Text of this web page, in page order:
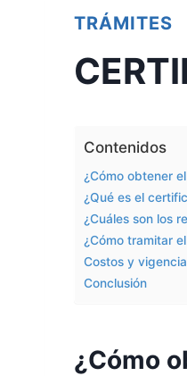
TRÁMITES
Contenidos
¿Cómo obtener
¿Qué es el
¿Cuáles son los
¿Cómo tramitar
Costos y
Conclusión
¿Cómo